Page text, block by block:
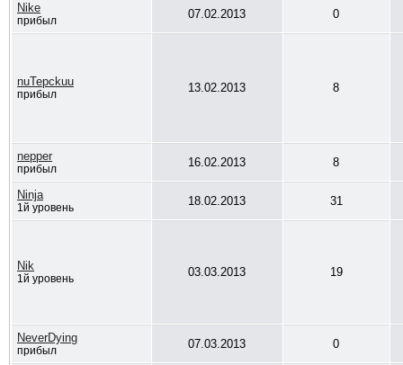
Nike
прибыл 07.02.2013 0
nuTepckuu
прибыл 13.02.2013 8
nepper
прибыл 16.02.2013 8
Ninja
1й уровень 18.02.2013 31
Nik
1й уровень 03.03.2013 19
NeverDying
прибыл 07.03.2013 0